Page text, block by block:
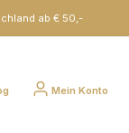
ab € 50,-
Mein Konto